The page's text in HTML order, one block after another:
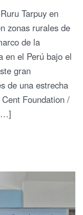
Tarpuy en
zonas rurales de
de la
en el Perú bajo el
gran
de una estrecha
Foundation /